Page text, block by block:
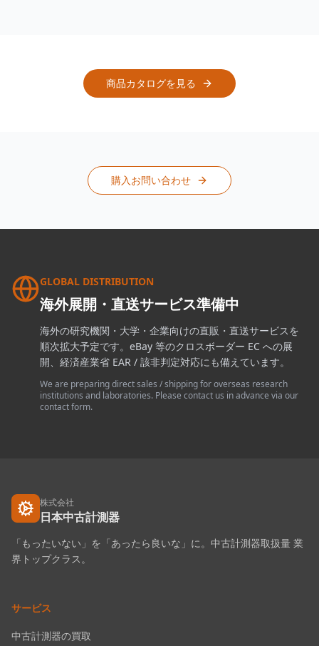
商品カタログを見る
購入お問い合わせ
GLOBAL DISTRIBUTION
海外展開・直送サービス準備中
海外の研究機関・大学・企業向けの直販・直送サービスを
順次拡大予定です。eBay 等のクロスボーダー EC への展
開、経済産業省 EAR / 該非判定対応にも備えています。
We are preparing direct sales / shipping for overseas research
institutions and laboratories. Please contact us in advance via our
contact form.
株式会社
日本中古計測器
「もったいない」を「あったら良いな」に。中古計測器取扱量 業
界トップクラス。
サービス
中古計測器の買取